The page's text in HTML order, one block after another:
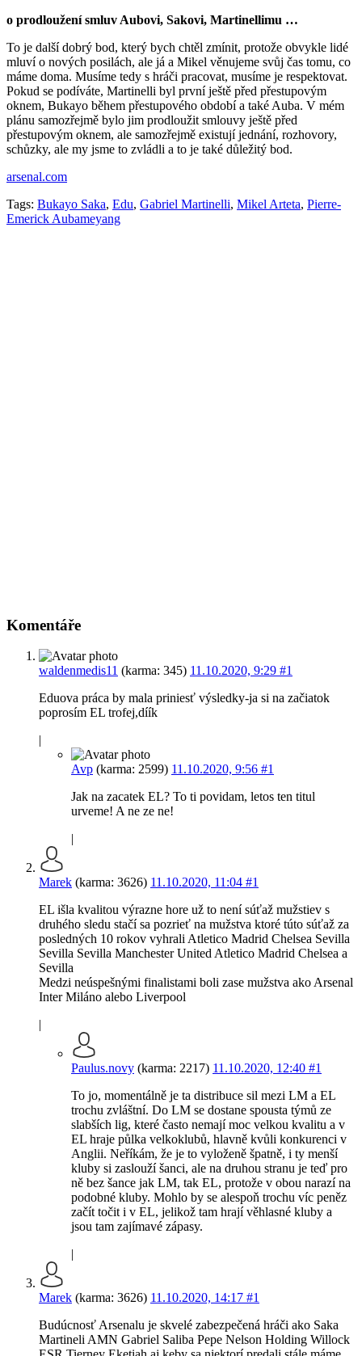
o prodloužení smluv Aubovi, Sakovi, Martinellimu …
To je další dobrý bod, který bych chtěl zmínit, protože obvykle lidé
mluví o nových posilách, ale já a Mikel věnujeme svůj čas tomu, co
máme doma. Musíme tedy s hráči pracovat, musíme je respektovat.
Pokud se podíváte, Martinelli byl první ještě před přestupovým
oknem, Bukayo během přestupového období a také Auba. V mém
plánu samozřejmě bylo jim prodloužit smlouvy ještě před
přestupovým oknem, ale samozřejmě existují jednání, rozhovory,
schůzky, ale my jsme to zvládli a to je také důležitý bod.
arsenal.com
Tags: Bukayo Saka, Edu, Gabriel Martinelli, Mikel Arteta, Pierre-
Emerick Aubameyang
Komentáře
waldenmedis11 (karma: 345) 11.10.2020, 9:29 #1
Eduova práca by mala priniesť výsledky-ja si na začiatok
poprosím EL trofej,díík
|
Avp (karma: 2599) 11.10.2020, 9:56 #1
Jak na zacatek EL? To ti povidam, letos ten titul
urveme! A ne ze ne!
|
Marek (karma: 3626) 11.10.2020, 11:04 #1
EL išla kvalitou výrazne hore už to není súťaž mužstiev s
druhého sledu stačí sa pozrieť na mužstva ktoré túto súťaž za
posledných 10 rokov vyhrali Atletico Madrid Chelsea Sevilla
Sevilla Sevilla Manchester United Atletico Madrid Chelsea a
Sevilla
Medzi neúspešnými finalistami boli zase mužstva ako Arsenal
Inter Miláno alebo Liverpool
|
Paulus.novy (karma: 2217) 11.10.2020, 12:40 #1
To jo, momentálně je ta distribuce sil mezi LM a EL
trochu zvláštní. Do LM se dostane spousta týmů ze
slabších lig, které často nemají moc velkou kvalitu a v
EL hraje půlka velkoklubů, hlavně kvůli konkurenci v
Anglii. Neříkám, že je to vyloženě špatně, i ty menší
kluby si zaslouží šanci, ale na druhou stranu je teď pro
ně bez šance jak LM, tak EL, protože v obou narazí na
podobné kluby. Mohlo by se alespoň trochu víc peněz
začít točit i v EL, jelikož tam hrají věhlasné kluby a
jsou tam zajímavé zápasy.
|
Marek (karma: 3626) 11.10.2020, 14:17 #1
Budúcnosť Arsenalu je skvelé zabezpečená hráči ako Saka
Martineli AMN Gabriel Saliba Pepe Nelson Holding Willock